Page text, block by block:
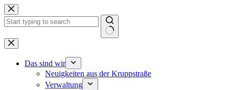
Zum
Inhalt
springen
Keine
Ergebnisse
Das sind wir
Neuigkeiten aus der Kruppstraße
Verwaltung